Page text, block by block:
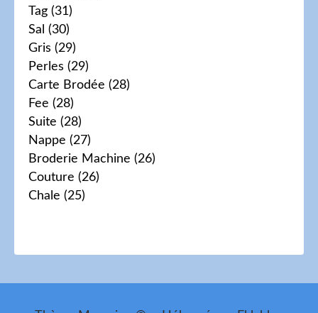
Tag (31)
Sal (30)
Gris (29)
Perles (29)
Carte Brodée (28)
Fee (28)
Suite (28)
Nappe (27)
Broderie Machine (26)
Couture (26)
Chale (25)